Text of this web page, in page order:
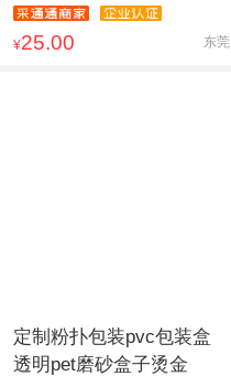
¥25.00 东莞
定制粉扑包装pvc包装盒
透明pet磨砂盒子烫金